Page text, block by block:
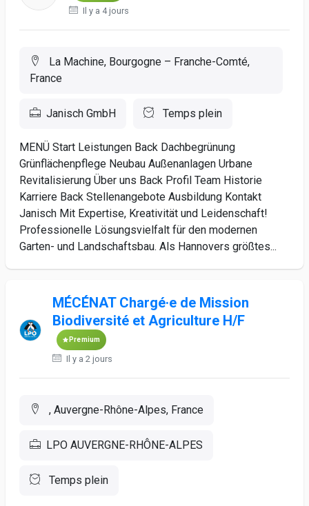
Il y a 4 jours
La Machine, Bourgogne – Franche-Comté,
France
Janisch GmbH Temps plein
MENÜ Start Leistungen Back Dachbegrünung
Grünflächenpflege Neubau Außenanlagen Urbane
Revitalisierung Über uns Back Profil Team Historie
Karriere Back Stellenangebote Ausbildung Kontakt
Janisch Mit Expertise, Kreativität und Leidenschaft!
Professionelle Lösungsvielfalt für den modernen
Garten- und Landschaftsbau. Als Hannovers größtes...
MÉCÉNAT Chargé·e de Mission
Biodiversité et Agriculture H/F
Premium
Il y a 2 jours
, Auvergne-Rhône-Alpes, France
LPO AUVERGNE-RHÔNE-ALPES
Temps plein